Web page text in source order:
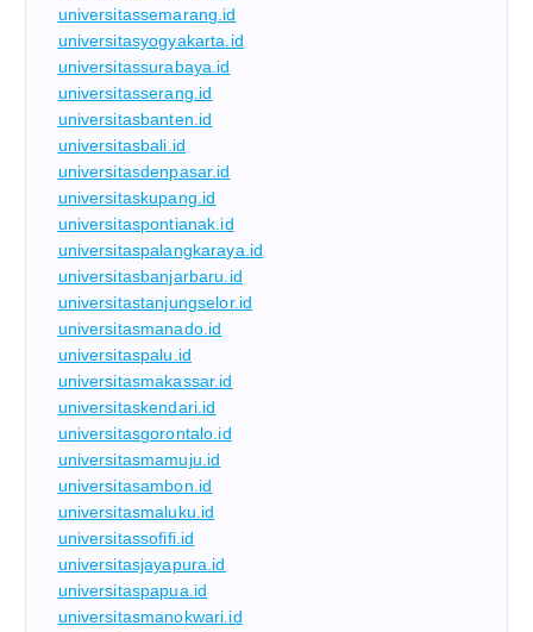
universitassemarang.id
universitasyogyakarta.id
universitassurabaya.id
universitasserang.id
universitasbanten.id
universitasbali.id
universitasdenpasar.id
universitaskupang.id
universitaspontianak.id
universitaspalangkaraya.id
universitasbanjarbaru.id
universitastanjungselor.id
universitasmanado.id
universitaspalu.id
universitasmakassar.id
universitaskendari.id
universitasgorontalo.id
universitasmamuju.id
universitasambon.id
universitasmaluku.id
universitassofifi.id
universitasjayapura.id
universitaspapua.id
universitasmanokwari.id